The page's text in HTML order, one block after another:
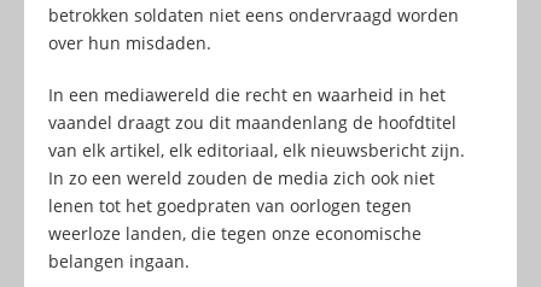
betrokken soldaten niet eens ondervraagd worden
over hun misdaden.
In een mediawereld die recht en waarheid in het
vaandel draagt zou dit maandenlang de hoofdtitel
van elk artikel, elk editoriaal, elk nieuwsbericht zijn.
In zo een wereld zouden de media zich ook niet
lenen tot het goedpraten van oorlogen tegen
weerloze landen, die tegen onze economische
belangen ingaan.